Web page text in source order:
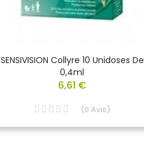
SENSIVISION Collyre 10 Unidoses De
0,4ml
6,61 €
(0 Avis)